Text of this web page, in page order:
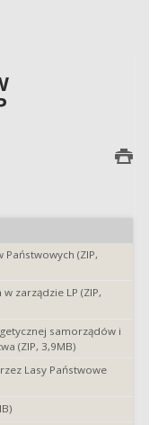
(ZIP,
zarządzie LP (ZIP,
samorządów i
(ZIP, 3,9MB)
Lasy Państwowe